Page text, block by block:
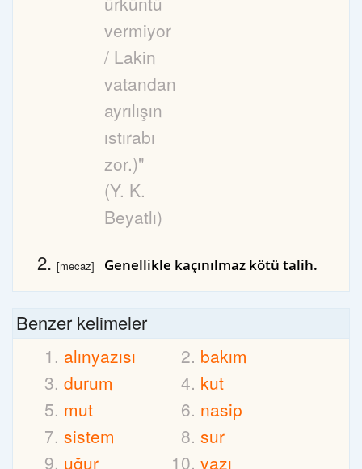
vermiyor
/ Lakin
vatandan
ayrılışın
ıstırabı
zor.)"
(Y. K.
Beyatlı)
[mecaz] Genellikle kaçınılmaz kötü talih.
Benzer kelimeler
alınyazısı
bakım
durum
kut
mut
nasip
sistem
sur
uğur
yazı